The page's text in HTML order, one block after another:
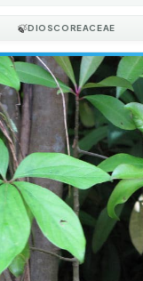
🍃DIOSCOREACEAE